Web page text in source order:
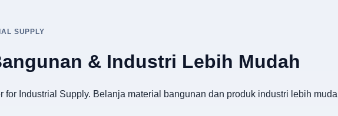
SUPPLY
& Industri Lebih Mudah
for Industrial Supply. Belanja material bangunan dan produk industri lebih